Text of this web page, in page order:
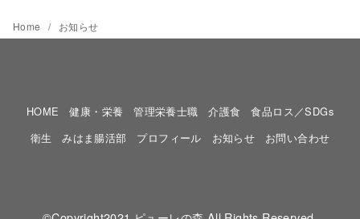
Home お知らせ
HOME 健康・栄養 管理栄養士職 介護食
食品ロス／SDGs
衛生
みはま腸活部 プロフィール お知らせ お問い合わせ